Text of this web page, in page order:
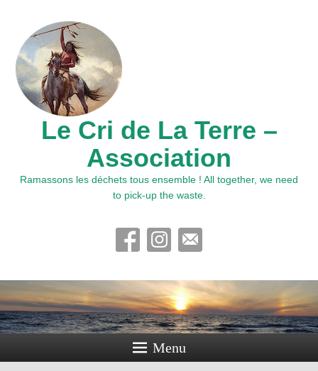
Le Cri de La Terre –
Association
Ramassons les déchets tous ensemble ! All together, we need
to pick-up the waste.
Menu